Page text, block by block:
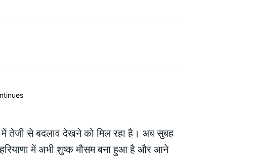
तेजी से बदलाव देखने को मिल रहा है। अब सुबह
में अभी शुष्क मौसम बना हुआ है और आने